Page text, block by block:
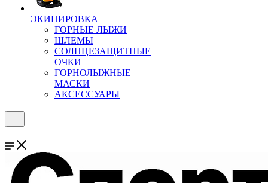
ЭКИПИРОВКА
ГОРНЫЕ ЛЫЖИ
ШЛЕМЫ
СОЛНЦЕЗАЩИТНЫЕ
ОЧКИ
ГОРНОЛЫЖНЫЕ
МАСКИ
АКСЕССУАРЫ